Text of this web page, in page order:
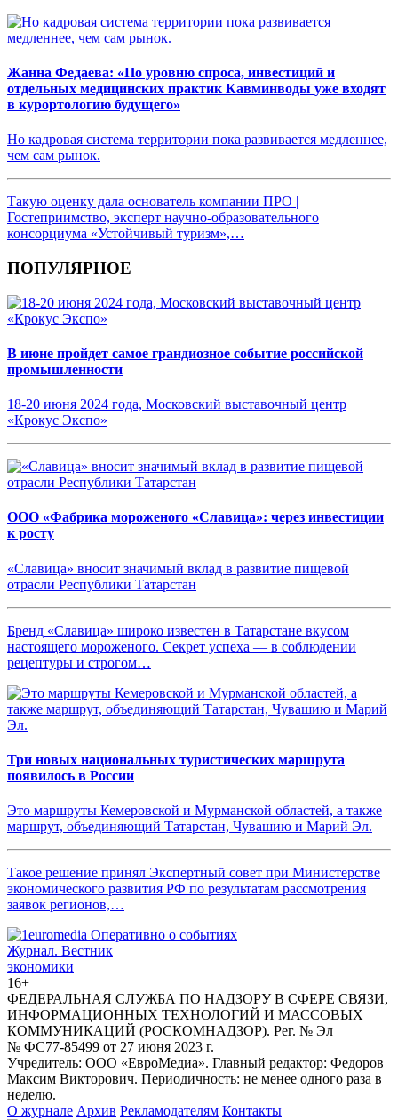
Жанна Федаева: «По уровню спроса, инвестиций и
отдельных медицинских практик Кавминводы уже входят
в курортологию будущего»
Но кадровая система территории пока развивается медленнее,
чем сам рынок.
Такую оценку дала основатель компании ПРО |
Гостеприимство, эксперт научно-образовательного
консорциума «Устойчивый туризм»,…
ПОПУЛЯРНОЕ
В июне пройдет самое грандиозное событие российской
промышленности
18-20 июня 2024 года, Московский выставочный центр
«Крокус Экспо»
ООО «Фабрика мороженого «Славица»: через инвестиции
к росту
«Славица» вносит значимый вклад в развитие пищевой
отрасли Республики Татарстан
Бренд «Славица» широко известен в Татарстане вкусом
настоящего мороженого. Секрет успеха — в соблюдении
рецептуры и строгом…
Три новых национальных туристических маршрута
появилось в России
Это маршруты Кемеровской и Мурманской областей, а также
маршрут, объединяющий Татарстан, Чувашию и Марий Эл.
Такое решение принял Экспертный совет при Министерстве
экономического развития РФ по результатам рассмотрения
заявок регионов,…
Журнал. Вестник
экономики
16+
ФЕДЕРАЛЬНАЯ СЛУЖБА ПО НАДЗОРУ В СФЕРЕ СВЯЗИ,
ИНФОРМАЦИОННЫХ ТЕХНОЛОГИЙ И МАССОВЫХ
КОММУНИКАЦИЙ (РОСКОМНАДЗОР). Рег. № Эл
№ ФС77-85499 от 27 июня 2023 г.
Учредитель: ООО «ЕвроМедиа». Главный редактор: Федоров
Максим Викторович. Периодичность: не менее одного раза в
неделю.
О журнале Архив Рекламодателям Контакты